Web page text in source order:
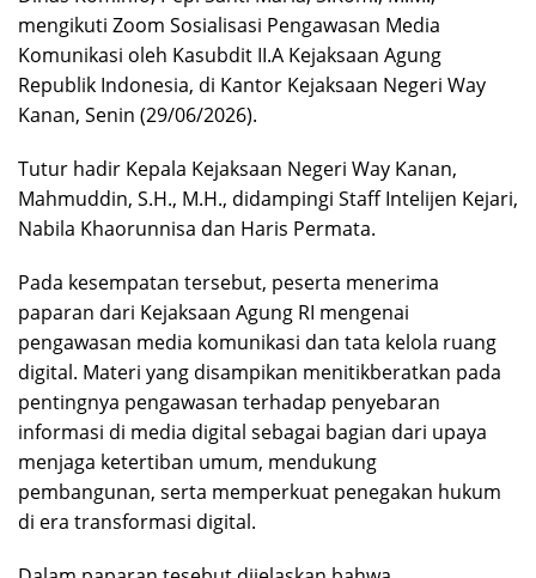
mengikuti Zoom Sosialisasi Pengawasan Media
Komunikasi oleh Kasubdit II.A Kejaksaan Agung
Republik Indonesia, di Kantor Kejaksaan Negeri Way
Kanan, Senin (29/06/2026).
Tutur hadir Kepala Kejaksaan Negeri Way Kanan,
Mahmuddin, S.H., M.H., didampingi Staff Intelijen Kejari,
Nabila Khaorunnisa dan Haris Permata.
Pada kesempatan tersebut, peserta menerima
paparan dari Kejaksaan Agung RI mengenai
pengawasan media komunikasi dan tata kelola ruang
digital. Materi yang disampikan menitikberatkan pada
pentingnya pengawasan terhadap penyebaran
informasi di media digital sebagai bagian dari upaya
menjaga ketertiban umum, mendukung
pembangunan, serta memperkuat penegakan hukum
di era transformasi digital.